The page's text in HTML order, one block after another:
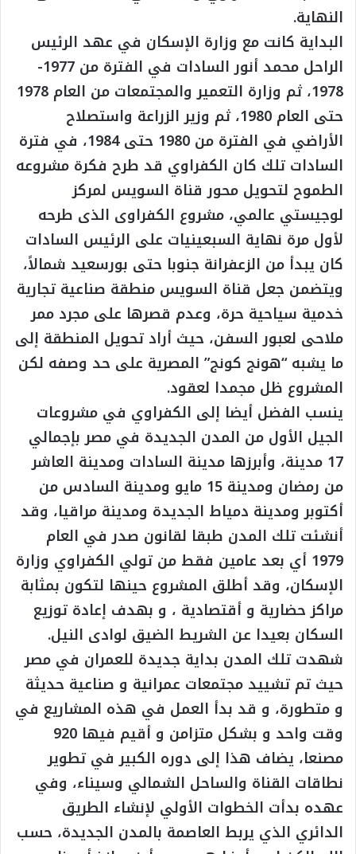
النهاية.
البداية كانت مع وزارة الإسكان في عهد الرئيس
الراحل محمد أنور السادات في الفترة من 1977-
1978، ثم وزارة التعمير والمجتمعات من العام 1978
حتى العام 1980، ثم وزير الزراعة واستصلاح
الأراضي في الفترة من 1980 حتى 1984، في فترة
السادات تلك كان الكفراوي قد طرح فكرة مشروعه
الطموح لتحويل محور قناة السويس لمركز
لوجيستي عالمي، مشروع الكفراوى الذى طرحه
لأول مرة نهاية السبعينيات على الرئيس السادات
كان يبدأ من الزعفرانة جنوبا حتى بورسعيد شمالاً،
ويتضمن جعل قناة السويس منطقة صناعية تجارية
خدمية سياحية حرة، وعدم قصرها على مجرد ممر
ملاحى لعبور السفن، حيث أراد تحويل المنطقة إلى
ما يشبه “هونج كونج” المصرية على حد وصفه لكن
المشروع ظل مجمدا لعقود.
ينسب الفضل أيضا إلى الكفراوي في مشروعات
الجيل الأول من المدن الجديدة في مصر بإجمالي
17 مدينة، وأبرزها مدينة السادات ومدينة العاشر
من رمضان ومدينة 15 مايو ومدينة السادس من
أكتوبر ومدينة دمياط الجديدة ومدينة مراقيا، وقد
أنشئت تلك المدن طبقا لقانون صدر في العام
1979 أي بعد عامين فقط من تولي الكفراوي وزارة
الإسكان، وقد أطلق المشروع حينها لتكون بمثابة
مراكز حضارية و أقتصادية ، و بهدف إعادة توزيع
السكان بعيدا عن الشريط الضيق لوادى النيل.
شهدت تلك المدن بداية جديدة للعمران في مصر
حيث تم تشييد مجتمعات عمرانية و صناعية حديثة
و متطورة، و قد بدأ العمل في هذه المشاريع في
وقت واحد و بشكل متزامن و أقيم فيها 920
مصنعا، يضاف هذا إلى دوره الكبير في تطوير
نطاقات القناة والساحل الشمالي وسيناء، وفي
عهده بدأت الخطوات الأولي لإنشاء الطريق
الدائري الذي يربط العاصمة بالمدن الجديدة، حسب